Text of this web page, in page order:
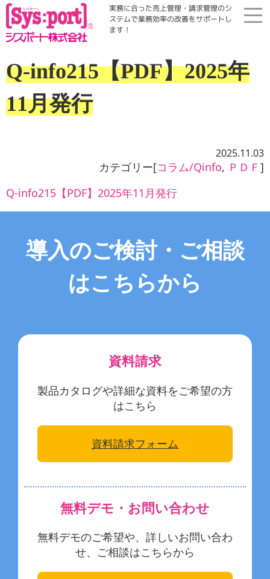
実務に合った売上管理・請求管理のシ
ステムで業務効率の改善をサポートし
ます！
コラム・Qinfo
資料請求
Q-info215【PDF】2025年
11月発行
2025.11.03
カテゴリー[コラム/Qinfo, ＰＤＦ ]
Q-info215【PDF】2025年11月発行
導入のご検討・ご相談
はこちらから
資料請求
製品カタログや詳細な資料をご希望の方
はこちら
資料請求フォーム
無料デモ・お問い合わせ
無料デモのご希望や、詳しいお問い合わ
せ、ご相談はこちらから